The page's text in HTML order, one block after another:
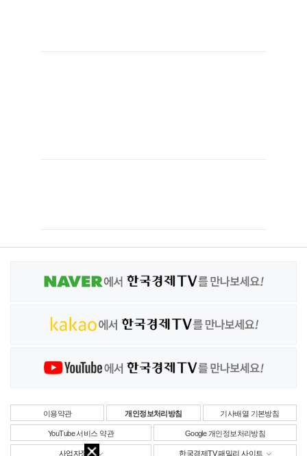
이용약관 개인정보처리방침 기사배열 기본방침
YouTube 서비스 약관 Google 개인정보처리방침
사업자정보 한국경제TV 패밀리 사이트